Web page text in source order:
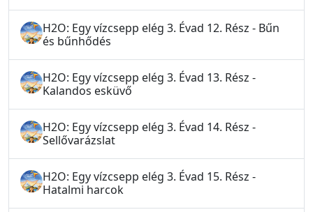
H2O: Egy vízcsepp elég 3. Évad 12. Rész - Bűn
és bűnhődés
H2O: Egy vízcsepp elég 3. Évad 13. Rész -
Kalandos esküvő
H2O: Egy vízcsepp elég 3. Évad 14. Rész -
Sellővarázslat
H2O: Egy vízcsepp elég 3. Évad 15. Rész -
Hatalmi harcok